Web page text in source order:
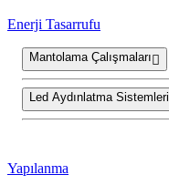
Enerji Tasarrufu
Mantolama Çalışmaları
Led Aydınlatma Sistemleri
Yapılanma